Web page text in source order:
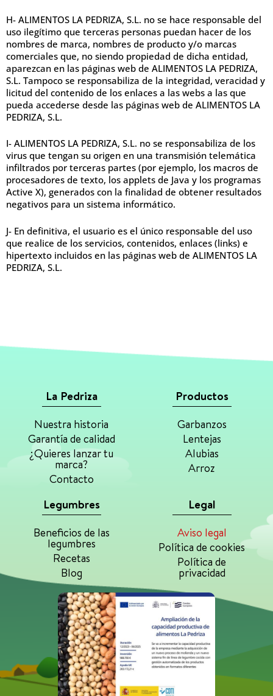
H- ALIMENTOS LA PEDRIZA, S.L. no se hace responsable del
uso ilegítimo que terceras personas puedan hacer de los
nombres de marca, nombres de producto y/o marcas
comerciales que, no siendo propiedad de dicha entidad,
aparezcan en las páginas web de ALIMENTOS LA PEDRIZA,
S.L. Tampoco se responsabiliza de la integridad, veracidad y
licitud del contenido de los enlaces a las webs a las que
pueda accederse desde las páginas web de ALIMENTOS LA
PEDRIZA, S.L.
I- ALIMENTOS LA PEDRIZA, S.L. no se responsabiliza de los
virus que tengan su origen en una transmisión telemática
infiltrados por terceras partes (por ejemplo, los macros de
procesadores de texto, los applets de Java y los programas
Active X), generados con la finalidad de obtener resultados
negativos para un sistema informático.
J- En definitiva, el usuario es el único responsable del uso
que realice de los servicios, contenidos, enlaces (links) e
hipertexto incluidos en las páginas web de ALIMENTOS LA
PEDRIZA, S.L.
La Pedriza
Nuestra historia
Garantía de calidad
¿Quieres lanzar tu
marca?
Contacto
Productos
Garbanzos
Lentejas
Alubias
Arroz
Legumbres
Beneficios de las
legumbres
Recetas
Blog
Legal
Aviso legal
Política de cookies
Política de
privacidad